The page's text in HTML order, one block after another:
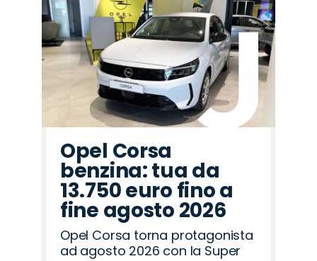
Jeep
Opel
Fiat
Land
Rover
Abarth
Hyundai
Jaecoo
Citroën
Omoda
Alfa
Romeo
Seat
Peugeot
Mazda
Lancia
Cupra
Opel Corsa
benzina: tua da
13.750 euro fino a
fine agosto 2026
Opel Corsa torna protagonista
ad agosto 2026 con la Super